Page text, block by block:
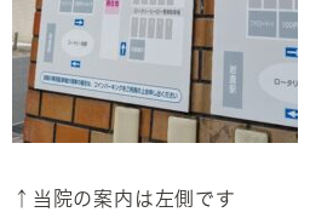
↑当院の案内は左側です